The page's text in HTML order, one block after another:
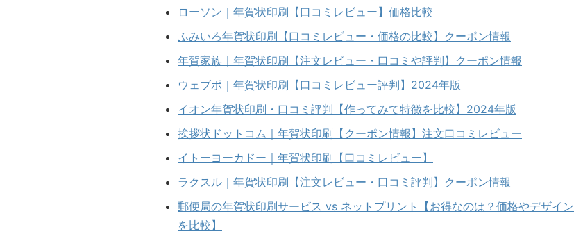
ローソン｜年賀状印刷【口コミレビュー】価格比較
ふみいろ年賀状印刷【口コミレビュー・価格の比較】クーポン情報
年賀家族｜年賀状印刷【注文レビュー・口コミや評判】クーポン情報
ウェブポ｜年賀状印刷【口コミレビュー評判】2024年版
イオン年賀状印刷・口コミ評判【作ってみて特徴を比較】2024年版
挨拶状ドットコム｜年賀状印刷【クーポン情報】注文口コミレビュー
イトーヨーカドー｜年賀状印刷【口コミレビュー】
ラクスル｜年賀状印刷【注文レビュー・口コミ評判】クーポン情報
郵便局の年賀状印刷サービス vs ネットプリント【お得なのは？価格やデザイン
を比較】